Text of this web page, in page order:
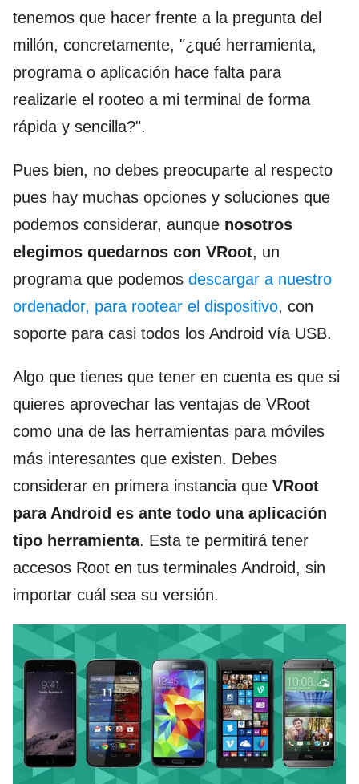
tenemos que hacer frente a la pregunta del
millón, concretamente, "¿qué herramienta,
programa o aplicación hace falta para
realizarle el rooteo a mi terminal de forma
rápida y sencilla?".
Pues bien, no debes preocuparte al respecto
pues hay muchas opciones y soluciones que
podemos considerar, aunque nosotros
elegimos quedarnos con VRoot, un
programa que podemos descargar a nuestro
ordenador, para rootear el dispositivo, con
soporte para casi todos los Android vía USB.
Algo que tienes que tener en cuenta es que si
quieres aprovechar las ventajas de VRoot
como una de las herramientas para móviles
más interesantes que existen. Debes
considerar en primera instancia que VRoot
para Android es ante todo una aplicación
tipo herramienta. Esta te permitirá tener
accesos Root en tus terminales Android, sin
importar cuál sea su versión.